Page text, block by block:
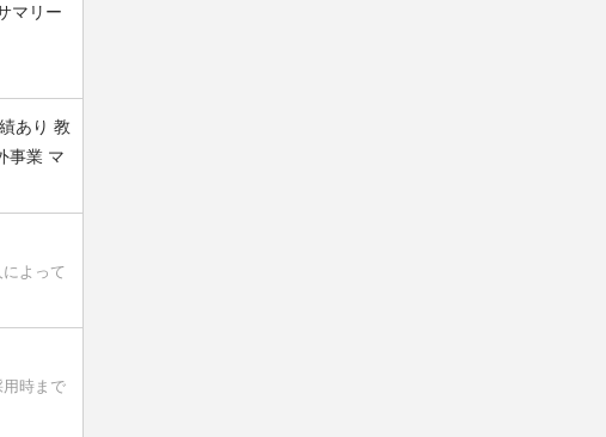
マリー
あり 教
事業 マ
よって
用時まで